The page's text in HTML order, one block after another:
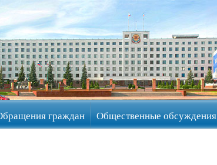
граждан Общественные обсуждения